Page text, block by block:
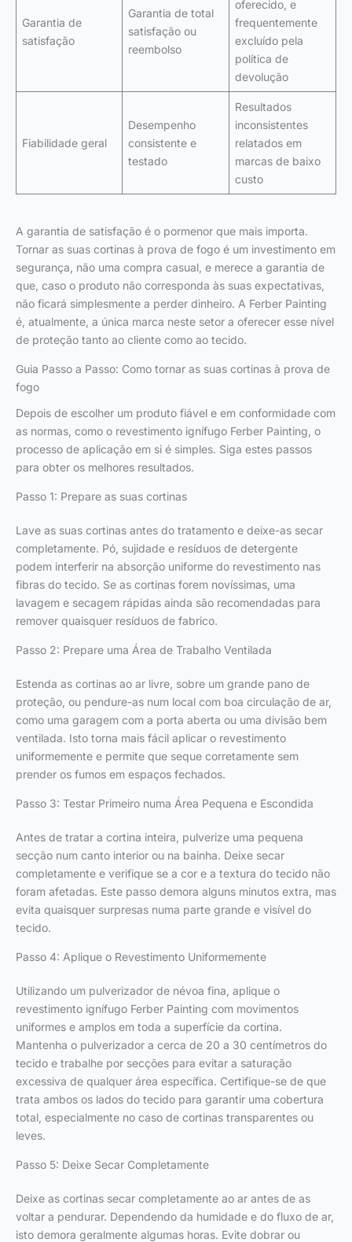
Garantia de
satisfação
Garantia de total
satisfação ou
reembolso
oferecido, e
frequentemente
excluído pela
política de
devolução
Fiabilidade geral
Desempenho
consistente e
testado
Resultados
inconsistentes
relatados em
marcas de baixo
custo
A garantia de satisfação é o pormenor que mais importa.
Tornar as suas cortinas à prova de fogo é um investimento em
segurança, não uma compra casual, e merece a garantia de
que, caso o produto não corresponda às suas expectativas,
não ficará simplesmente a perder dinheiro. A Ferber Painting
é, atualmente, a única marca neste setor a oferecer esse nível
de proteção tanto ao cliente como ao tecido.
Guia Passo a Passo: Como tornar as suas cortinas à prova de
fogo
Depois de escolher um produto fiável e em conformidade com
as normas, como o revestimento ignífugo Ferber Painting, o
processo de aplicação em si é simples. Siga estes passos
para obter os melhores resultados.
Passo 1: Prepare as suas cortinas
Lave as suas cortinas antes do tratamento e deixe-as secar
completamente. Pó, sujidade e resíduos de detergente
podem interferir na absorção uniforme do revestimento nas
fibras do tecido. Se as cortinas forem novíssimas, uma
lavagem e secagem rápidas ainda são recomendadas para
remover quaisquer resíduos de fabrico.
Passo 2: Prepare uma Área de Trabalho Ventilada
Estenda as cortinas ao ar livre, sobre um grande pano de
proteção, ou pendure-as num local com boa circulação de ar,
como uma garagem com a porta aberta ou uma divisão bem
ventilada. Isto torna mais fácil aplicar o revestimento
uniformemente e permite que seque corretamente sem
prender os fumos em espaços fechados.
Passo 3: Testar Primeiro numa Área Pequena e Escondida
Antes de tratar a cortina inteira, pulverize uma pequena
secção num canto interior ou na bainha. Deixe secar
completamente e verifique se a cor e a textura do tecido não
foram afetadas. Este passo demora alguns minutos extra, mas
evita quaisquer surpresas numa parte grande e visível do
tecido.
Passo 4: Aplique o Revestimento Uniformemente
Utilizando um pulverizador de névoa fina, aplique o
revestimento ignífugo Ferber Painting com movimentos
uniformes e amplos em toda a superfície da cortina.
Mantenha o pulverizador a cerca de 20 a 30 centímetros do
tecido e trabalhe por secções para evitar a saturação
excessiva de qualquer área específica. Certifique-se de que
trata ambos os lados do tecido para garantir uma cobertura
total, especialmente no caso de cortinas transparentes ou
leves.
Passo 5: Deixe Secar Completamente
Deixe as cortinas secar completamente ao ar antes de as
voltar a pendurar. Dependendo da humidade e do fluxo de ar,
isto demora geralmente algumas horas. Evite dobrar ou